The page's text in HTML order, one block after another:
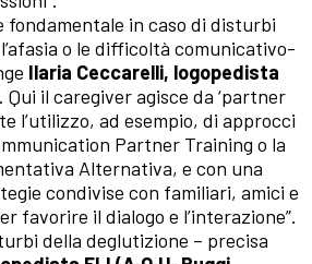
fondamentale in caso di disturbi
o le difficoltà comunicativo-
Ilaria Ceccarelli, logopedista
Qui il caregiver agisce da ‘partner
l’utilizzo, ad esempio, di approcci
Partner Training o la
Alternativa, e con una
condivise con familiari, amici e
favorire il dialogo e l’interazione”.
della deglutizione – precisa